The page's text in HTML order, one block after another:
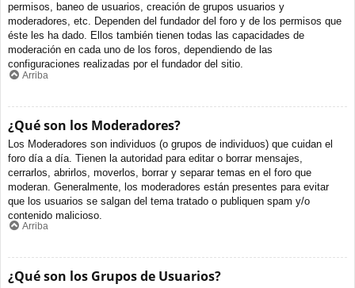
permisos, baneo de usuarios, creación de grupos usuarios y
moderadores, etc. Dependen del fundador del foro y de los permisos que
éste les ha dado. Ellos también tienen todas las capacidades de
moderación en cada uno de los foros, dependiendo de las
configuraciones realizadas por el fundador del sitio.
Arriba
¿Qué son los Moderadores?
Los Moderadores son individuos (o grupos de individuos) que cuidan el
foro día a día. Tienen la autoridad para editar o borrar mensajes,
cerrarlos, abrirlos, moverlos, borrar y separar temas en el foro que
moderan. Generalmente, los moderadores están presentes para evitar
que los usuarios se salgan del tema tratado o publiquen spam y/o
contenido malicioso.
Arriba
¿Qué son los Grupos de Usuarios?